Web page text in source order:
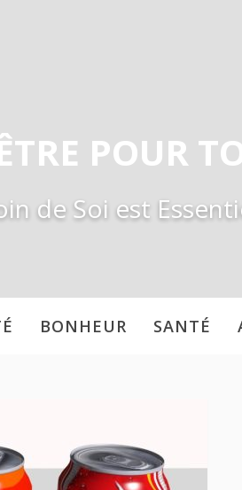
POUR
de Soi est
BONHEUR SANTÉ